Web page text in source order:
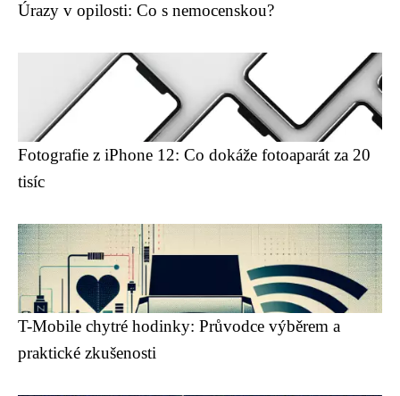
Úrazy v opilosti: Co s nemocenskou?
Fotografie z iPhone 12: Co dokáže fotoaparát za 20
tisíc
T-Mobile chytré hodinky: Průvodce výběrem a
praktické zkušenosti